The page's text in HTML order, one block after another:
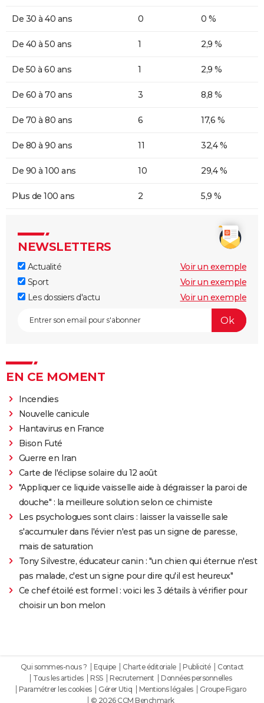
De 30 à 40 ans 0 0 %
De 40 à 50 ans 1 2,9 %
De 50 à 60 ans 1 2,9 %
De 60 à 70 ans 3 8,8 %
De 70 à 80 ans 6 17,6 %
De 80 à 90 ans 11 32,4 %
De 90 à 100 ans 10 29,4 %
Plus de 100 ans 2 5,9 %
NEWSLETTERS
Actualité
Voir un exemple
Sport
Voir un exemple
Les dossiers d'actu
Voir un exemple
EN CE MOMENT
Incendies
Nouvelle canicule
Hantavirus en France
Bison Futé
Guerre en Iran
Carte de l'éclipse solaire du 12 août
"Appliquer ce liquide vaisselle aide à dégraisser la paroi de
douche" : la meilleure solution selon ce chimiste
Les psychologues sont clairs : laisser la vaisselle sale
s'accumuler dans l'évier n'est pas un signe de paresse,
mais de saturation
Tony Silvestre, éducateur canin : "un chien qui éternue n'est
pas malade, c'est un signe pour dire qu'il est heureux"
Ce chef étoilé est formel : voici les 3 détails à vérifier pour
choisir un bon melon
Qui sommes-nous ? Equipe Charte éditoriale Publicité
Contact
Tous les articles
RSS Recrutement
Données personnelles
Paramétrer les cookies
Gérer Utiq Mentions légales
Groupe Figaro
© 2026 CCM Benchmark